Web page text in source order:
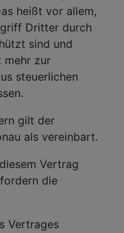
heißt vor allem,
Dritter durch
sind und
mehr zur
steuerlichen
gilt der
als vereinbart.
Vertrag
die
Vertrages